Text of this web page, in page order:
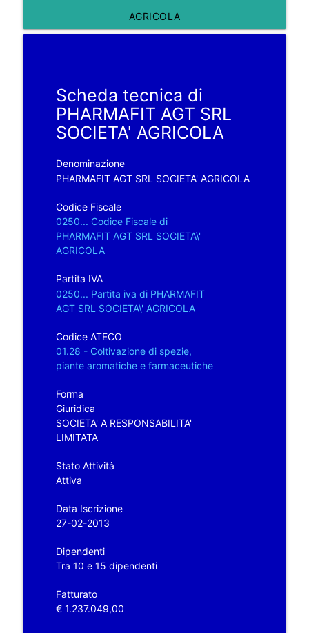
AGRICOLA
Scheda tecnica di
PHARMAFIT AGT SRL
SOCIETA' AGRICOLA
Denominazione
PHARMAFIT AGT SRL SOCIETA' AGRICOLA
Codice Fiscale
0250... Codice Fiscale di
PHARMAFIT AGT SRL SOCIETA\'
AGRICOLA
Partita IVA
0250... Partita iva di PHARMAFIT
AGT SRL SOCIETA\' AGRICOLA
Codice ATECO
01.28 - Coltivazione di spezie,
piante aromatiche e farmaceutiche
Forma
Giuridica
SOCIETA' A RESPONSABILITA'
LIMITATA
Stato Attività
Attiva
Data Iscrizione
27-02-2013
Dipendenti
Tra 10 e 15 dipendenti
Fatturato
€ 1.237.049,00